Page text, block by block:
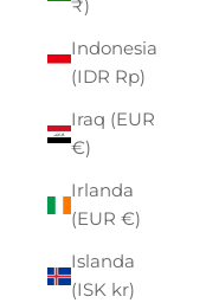
₹)
Indonesia
(IDR Rp)
Iraq (EUR
€)
Irlanda
(EUR €)
Islanda
(ISK kr)